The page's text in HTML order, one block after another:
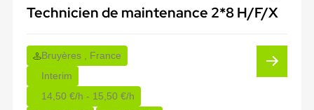
Technicien de maintenance 2*8 H/F/X
Bruyères , France
Interim
14,50 €/h - 15,50 €/h